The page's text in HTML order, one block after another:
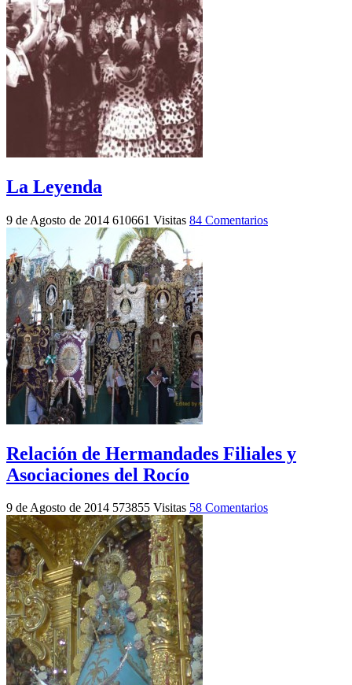
La Leyenda
9 de Agosto de 2014 610661 Visitas 84 Comentarios
Relación de Hermandades Filiales y
Asociaciones del Rocío
9 de Agosto de 2014 573855 Visitas 58 Comentarios